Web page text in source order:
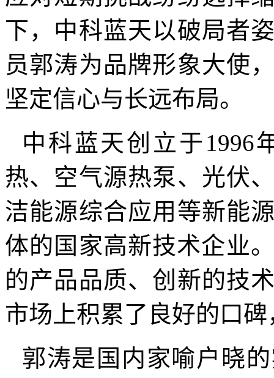
下，中科蓝天以破局者
员郭涛为品牌形象大使
坚定信心与长远布局。
中科蓝天创立于 1996
热、空气源热泵、光伏
洁能源综合应用等新能
体的国家高新技术企业
的产品品质、创新的技
市场上积累了良好的口
郭涛是国内家喻户晓